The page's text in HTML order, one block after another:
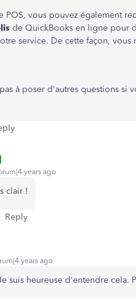
POS, vous pouvez également
de QuickBooks en ligne pour
service. De cette façon, vous
à poser d'autres questions si
years ago
clair !
Reply
years ago
suis heureuse d'entendre cela.